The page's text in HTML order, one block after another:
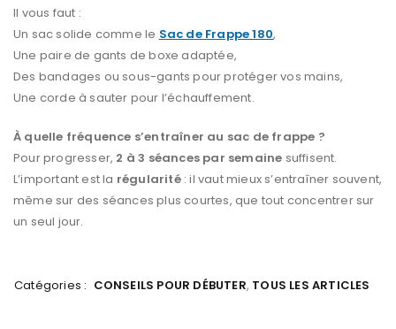
Il vous faut :
Un sac solide comme le Sac de Frappe 180,
Une paire de gants de boxe adaptée,
Des bandages ou sous-gants pour protéger vos mains,
Une corde à sauter pour l’échauffement.
À quelle fréquence s’entraîner au sac de frappe ?
Pour progresser, 2 à 3 séances par semaine suffisent.
L’important est la régularité: il vaut mieux s’entraîner souvent,
même sur des séances plus courtes, que tout concentrer sur
un seul jour.
Catégories : CONSEILS POUR DÉBUTER, TOUS LES ARTICLES